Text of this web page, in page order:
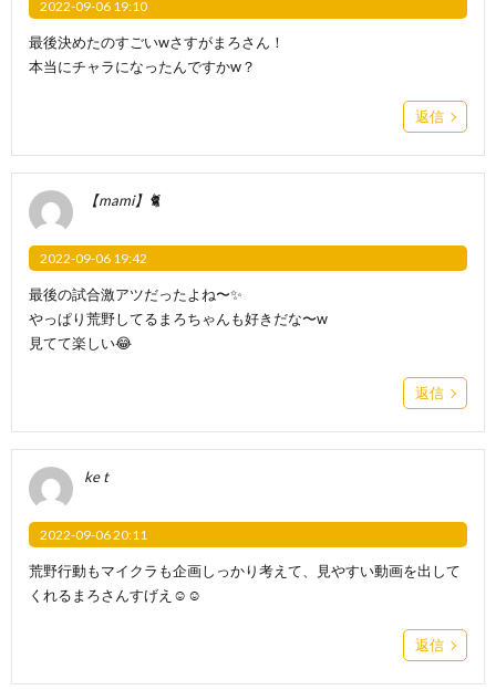
2022-09-06 19:10
最後決めたのすごいwさすがまろさん！
本当にチャラになったんですかw？
返信
【mami】🐈
2022-09-06 19:42
最後の試合激アツだったよね〜✨
やっぱり荒野してるまろちゃんも好きだな〜w
見てて楽しい😂
返信
ke t
2022-09-06 20:11
荒野行動もマイクラも企画しっかり考えて、見やすい動画を出して
くれるまろさんすげえ☺️☺️
返信